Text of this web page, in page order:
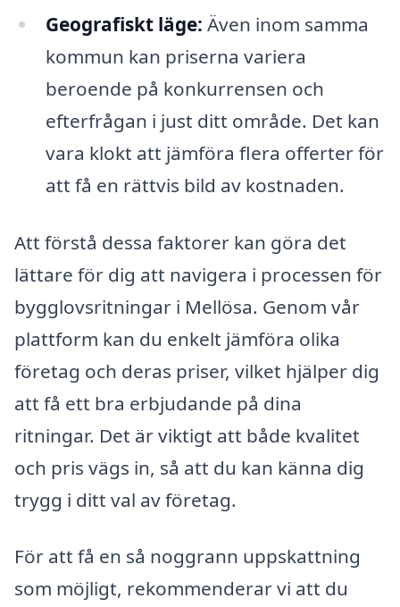
Geografiskt läge: Även inom samma
kommun kan priserna variera
beroende på konkurrensen och
efterfrågan i just ditt område. Det kan
vara klokt att jämföra flera offerter för
att få en rättvis bild av kostnaden.
Att förstå dessa faktorer kan göra det
lättare för dig att navigera i processen för
bygglovsritningar i Mellösa. Genom vår
plattform kan du enkelt jämföra olika
företag och deras priser, vilket hjälper dig
att få ett bra erbjudande på dina
ritningar. Det är viktigt att både kvalitet
och pris vägs in, så att du kan känna dig
trygg i ditt val av företag.
För att få en så noggrann uppskattning
som möjligt, rekommenderar vi att du